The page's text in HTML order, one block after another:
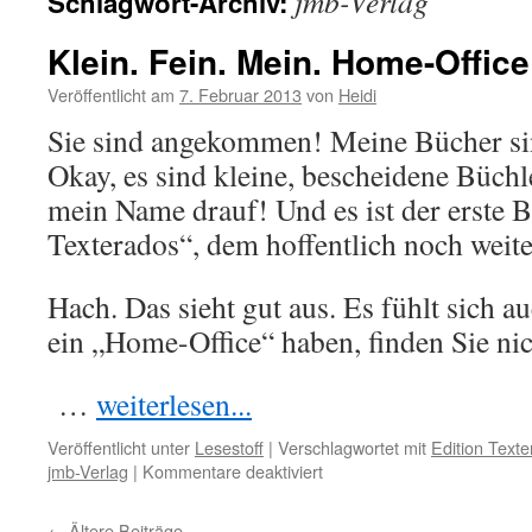
Klein. Fein. Mein. Home-
Veröffentlicht am 7. Februar 2013 von Heidi
Sie sind angekommen! Meine Bücher
Okay, es sind kleine, bescheidene
mein Name drauf! Und es ist der erste
Texterados“, dem hoffentlich noch
Hach. Das sieht gut aus. Es fühlt sich
ein „Home-Office“ haben, finden Sie
… weiterlesen...
Veröffentlicht unter Lesestoff | Verschlagwortet mit Edition
jmb-Verlag | Kommentare deaktiviertfür